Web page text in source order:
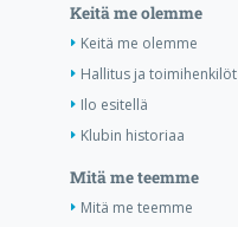
Keitä me olemme
Keitä me olemme
Hallitus ja toimihenkilöt
Ilo esitellä
Klubin historiaa
Mitä me teemme
Mitä me teemme